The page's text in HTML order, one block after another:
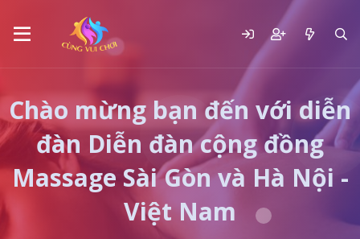
Chào mừng bạn đến với diễn
đàn Diễn đàn cộng đồng
Massage Sài Gòn và Hà Nội -
Việt Nam